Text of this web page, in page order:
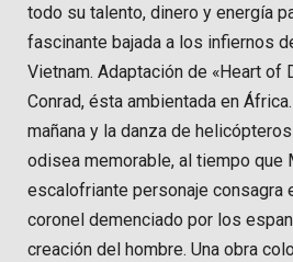
todo su talento, dinero y energía
fascinante bajada a los infiernos
Vietnam. Adaptación de «Heart of
Conrad, ésta ambientada en
mañana y la danza de
odisea memorable, al tiempo que
escalofriante personaje consagra
coronel demenciado por los
creación del hombre. Una obra